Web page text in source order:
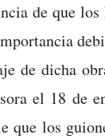
de que los
de dicha
el 18 de
que los